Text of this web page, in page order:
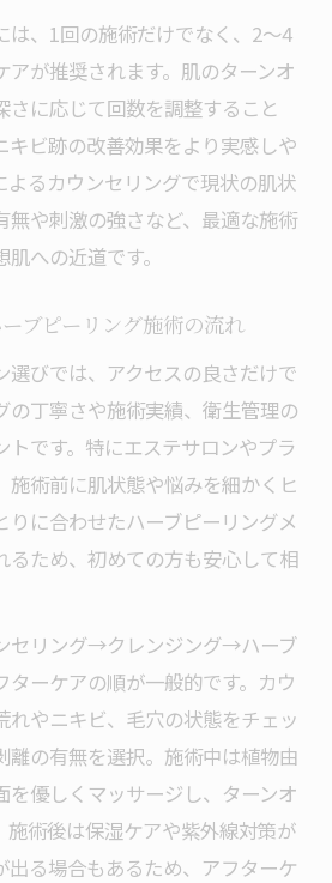
は、1回の施術だけでなく、2～4
アが推奨されます。肌のターンオ
さに応じて回数を調整すること
キビ跡の改善効果をより実感しや
よるカウンセリングで現状の肌状
無や刺激の強さなど、最適な施術
への近道です。
ブピーリング施術の流れ
選びでは、アクセスの良さだけで
の丁寧さや施術実績、衛生管理の
です。特にエステサロンやプラ
施術前に肌状態や悩みを細かくヒ
りに合わせたハーブピーリングメ
るため、初めての方も安心して相
セリング→クレンジング→ハーブ
ーケアの順が一般的です。カウ
れやニキビ、毛穴の状態をチェッ
離の有無を選択。施術中は植物由
を優しくマッサージし、ターンオ
施術後は保湿ケアや紫外線対策が
出る場合もあるため、アフターケ